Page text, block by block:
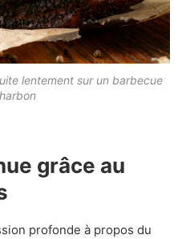
lentement sur un barbecue
grâce au
profonde à propos du